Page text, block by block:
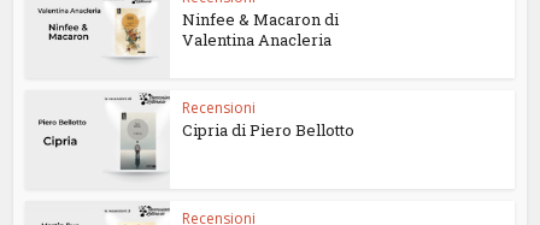
Ninfee & Macaron di
Valentina Anacleria
Recensioni
Cipria di Piero Bellotto
Recensioni